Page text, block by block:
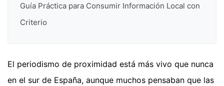
Guía Práctica para Consumir Información Local con
Criterio
El periodismo de proximidad está más vivo que nunca
en el sur de España, aunque muchos pensaban que las